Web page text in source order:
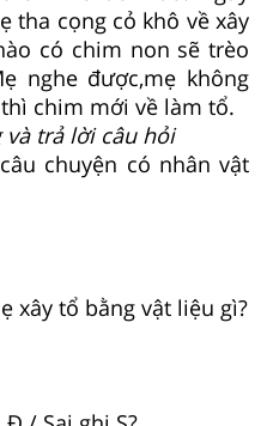
tha cọng cỏ khô về xây
có chim non sẽ trèo
nghe được,mẹ không
chim mới về làm tổ.
và trả lời câu hỏi
chuyện có nhân vật
xây tổ bằng vật liệu gì?